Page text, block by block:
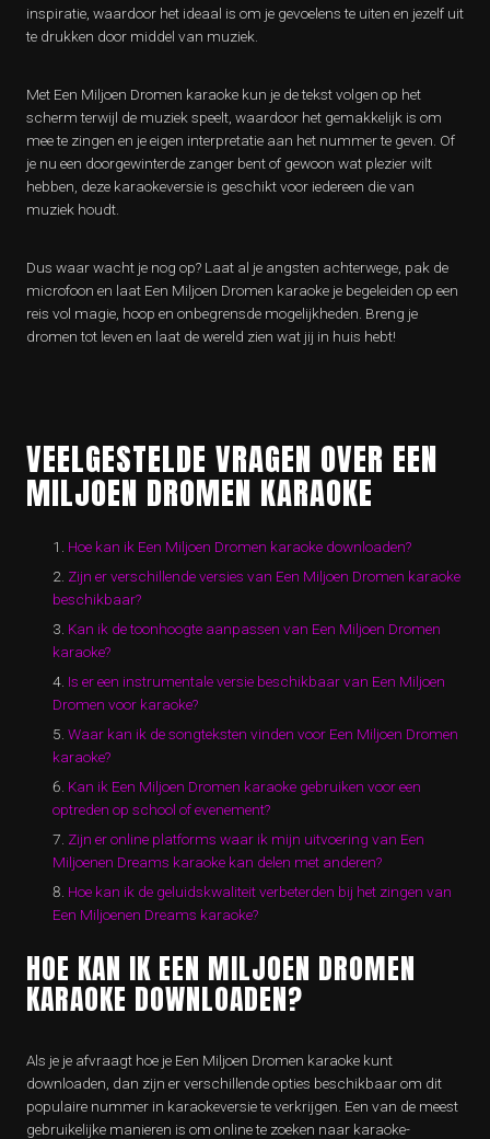
inspiratie, waardoor het ideaal is om je gevoelens te uiten en jezelf uit
te drukken door middel van muziek.
Met Een Miljoen Dromen karaoke kun je de tekst volgen op het
scherm terwijl de muziek speelt, waardoor het gemakkelijk is om
mee te zingen en je eigen interpretatie aan het nummer te geven. Of
je nu een doorgewinterde zanger bent of gewoon wat plezier wilt
hebben, deze karaokeversie is geschikt voor iedereen die van
muziek houdt.
Dus waar wacht je nog op? Laat al je angsten achterwege, pak de
microfoon en laat Een Miljoen Dromen karaoke je begeleiden op een
reis vol magie, hoop en onbegrensde mogelijkheden. Breng je
dromen tot leven en laat de wereld zien wat jij in huis hebt!
VEELGESTELDE VRAGEN OVER EEN
MILJOEN DROMEN KARAOKE
Hoe kan ik Een Miljoen Dromen karaoke downloaden?
Zijn er verschillende versies van Een Miljoen Dromen karaoke
beschikbaar?
Kan ik de toonhoogte aanpassen van Een Miljoen Dromen
karaoke?
Is er een instrumentale versie beschikbaar van Een Miljoen
Dromen voor karaoke?
Waar kan ik de songteksten vinden voor Een Miljoen Dromen
karaoke?
Kan ik Een Miljoen Dromen karaoke gebruiken voor een
optreden op school of evenement?
Zijn er online platforms waar ik mijn uitvoering van Een
Miljoenen Dreams karaoke kan delen met anderen?
Hoe kan ik de geluidskwaliteit verbeterden bij het zingen van
Een Miljoenen Dreams karaoke?
HOE KAN IK EEN MILJOEN DROMEN
KARAOKE DOWNLOADEN?
Als je je afvraagt hoe je Een Miljoen Dromen karaoke kunt
downloaden, dan zijn er verschillende opties beschikbaar om dit
populaire nummer in karaokeversie te verkrijgen. Een van de meest
gebruikelijke manieren is om online te zoeken naar karaoke-